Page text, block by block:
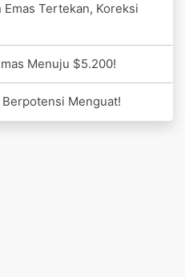
Emas Tertekan, Koreksi
Menuju $5.200!
Menguat!